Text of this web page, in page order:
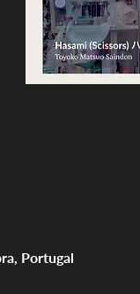
Portugal